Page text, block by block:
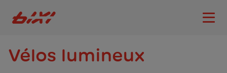
Logo Bixi Montréal
Vélos lumineux